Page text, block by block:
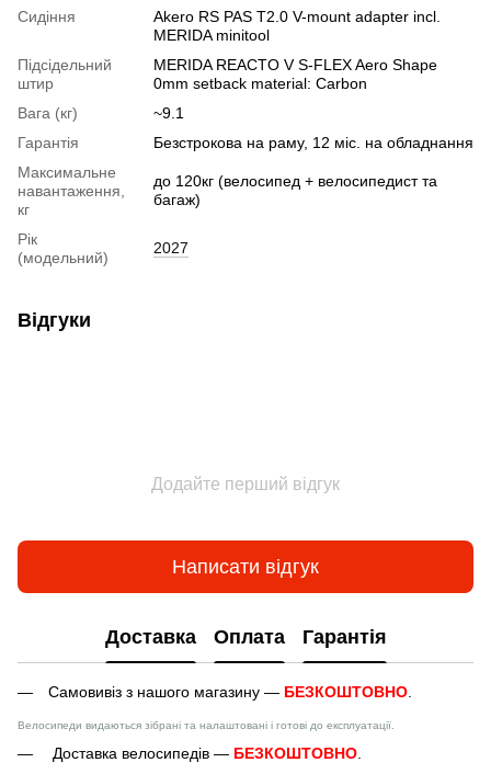
Сидіння
Akero RS PAS T2.0 V-mount adapter incl.
MERIDA minitool
Підсідельний
штир
MERIDA REACTO V S-FLEX Aero Shape
0mm setback material: Carbon
Вага (кг)
~9.1
Гарантія
Безстрокова на раму, 12 міс. на обладнання
Максимальне
навантаження,
кг
до 120кг (велосипед + велосипедист та
багаж)
Рік
(модельний)
2027
Відгуки
Додайте перший відгук
Написати відгук
Доставка Оплата Гарантія
Самовивіз з нашого магазину — БЕЗКОШТОВНО.
Велосипеди видаються зібрані та налаштовані і готові до експлуатації.
Доставка велосипедів — БЕЗКОШТОВНО